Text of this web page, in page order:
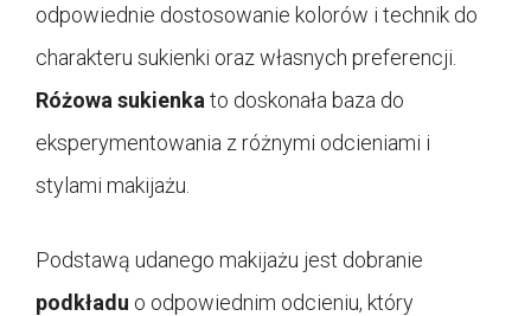
odpowiednie dostosowanie kolorów i technik do
charakteru sukienki oraz własnych preferencji.
Różowa sukienka to doskonała baza do
eksperymentowania z różnymi odcieniami i
stylami makijażu.
Podstawą udanego makijażu jest dobranie
podkładu o odpowiednim odcieniu, który